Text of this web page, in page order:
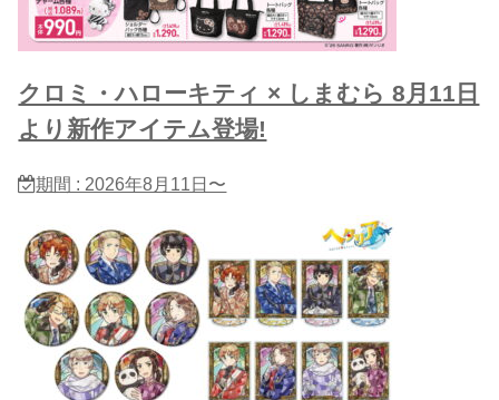
クロミ・ハローキティ × しまむら 8月11日
より新作アイテム登場!
期間 : 2026年8月11日〜